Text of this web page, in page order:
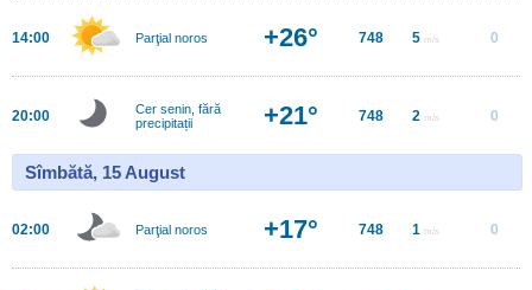
14:00 Parţial noros +26° 748 5 m/s 0
20:00
Cer senin, fără
precipitații
+21° 748 2 m/s 0
Sîmbătă, 15 August
02:00 Parţial noros +17° 748 1 m/s 0